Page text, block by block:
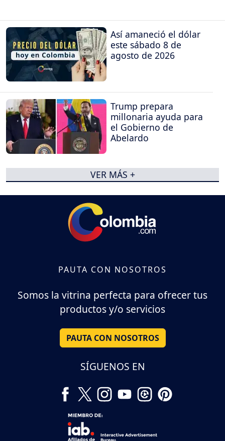
Así amaneció el dólar
este sábado 8 de
agosto de 2026
Trump prepara
millonaria ayuda para
el Gobierno de
Abelardo
VER MÁS +
PAUTA CON NOSOTROS
Somos la vitrina perfecta para ofrecer tus
productos y/o servicios
PAUTA CON NOSOTROS
SÍGUENOS EN